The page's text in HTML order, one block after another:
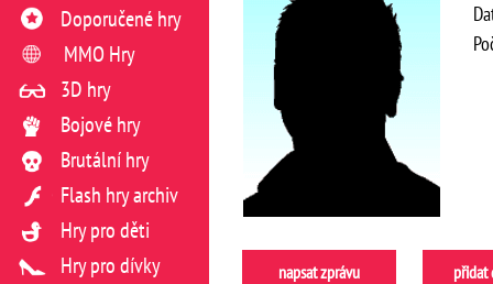
napsat zprávu přidat
Doporučené hry
MMO Hry
3D hry
Bojové hry
Brutální hry
Flash hry archiv
Hry pro děti
Hry pro dívky